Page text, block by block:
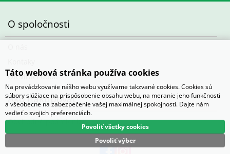
O spoločnosti
Otevírací doba
Ako nakupovať
Obchodné podmienky
Táto webová stránka používa cookies
Na prevádzkovanie nášho webu využívame takzvané cookies. Cookies sú
súbory slúžiace na prispôsobenie obsahu webu, na meranie jeho funkčnosti
a všeobecne na zabezpečenie vašej maximálnej spokojnosti. Dajte nám
vedieť o svojich preferenciách.
Povoliť výber
Povoliť všetky cookies